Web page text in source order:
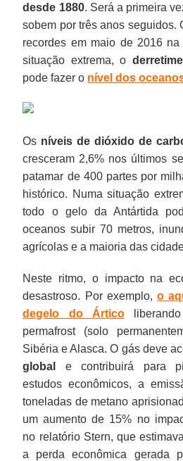
desde 1880. Será a primeira
sobem por três anos seguidos.
recordes em maio de 2016
situação extrema, o
pode fazer o nível dos
Os níveis de dióxido de
cresceram 2,6% nos últimos
patamar de 400 partes por
histórico. Numa situação
todo o gelo da Antártida
oceanos subir 70 metros,
agrícolas e a maioria das
Neste ritmo, o impacto na
desastroso. Por exemplo, o
degelo do Ártico
permafrost (solo
Sibéria e Alasca. O gás deve
global
e contribuirá para
estudos econômicos, a
toneladas de metano
um aumento de 15% no
no relatório Stern, que
a perda econômica gerada